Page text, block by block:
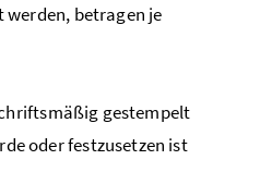
werden, betragen je
gestempelt
oder festzusetzen ist